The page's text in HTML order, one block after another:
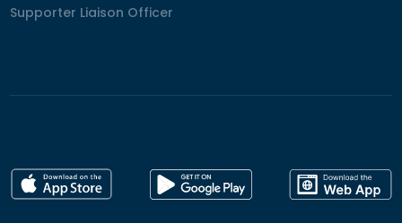
Supporter Liaison Officer
Supporter Liaison Officer